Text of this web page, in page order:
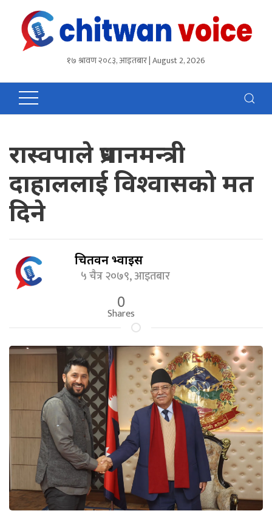
१७ श्रावण २०८३, आइतबार | August 2, 2026
रास्वपाले प्रधानमन्त्री
दाहाललाई विश्वासको मत
दिने
चितवन भ्वाईस
५ चैत्र २०७९, आइतबार
0
Shares